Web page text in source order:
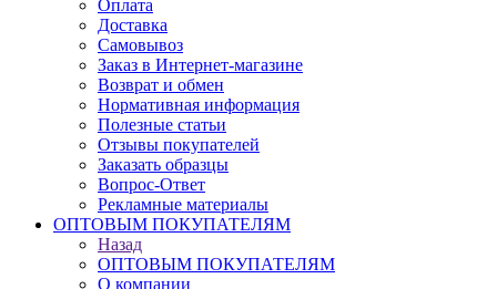
Оплата
Доставка
Самовывоз
Заказ в Интернет-магазине
Возврат и обмен
Нормативная информация
Полезные статьи
Отзывы покупателей
Заказать образцы
Вопрос-Ответ
Рекламные материалы
ОПТОВЫМ ПОКУПАТЕЛЯМ
Назад
ОПТОВЫМ ПОКУПАТЕЛЯМ
О компании